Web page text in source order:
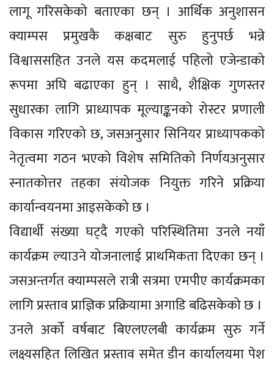
लागू गरिसकेको बताएका छन् । आर्थिक अनुशासन
क्याम्पस प्रमुखकै कक्षबाट सुरु हुनुपर्छ भन्ने
विश्वाससहित उनले यस कदमलाई पहिलो एजेन्डाको
रूपमा अघि बढाएका हुन् । साथै, शैक्षिक गुणस्तर
सुधारका लागि प्राध्यापक मूल्याङ्कनको रोस्टर प्रणाली
विकास गरिएको छ, जसअनुसार सिनियर प्राध्यापकको
नेतृत्वमा गठन भएको विशेष समितिको निर्णयअनुसार
स्नातकोत्तर तहका संयोजक नियुक्त गरिने प्रक्रिया
कार्यान्वयनमा आइसकेको छ ।
विद्यार्थी संख्या घट्दै गएको परिस्थितिमा उनले नयाँ
कार्यक्रम ल्याउने योजनालाई प्राथमिकता दिएका छन् ।
जसअन्तर्गत क्याम्पसले रात्री सत्रमा एमपीए कार्यक्रमका
लागि प्रस्ताव प्राज्ञिक प्रक्रियामा अगाडि बढिसकेको छ ।
उनले अर्को वर्षबाट बिएलएलबी कार्यक्रम सुरु गर्ने
लक्ष्यसहित लिखित प्रस्ताव समेत डीन कार्यालयमा पेश